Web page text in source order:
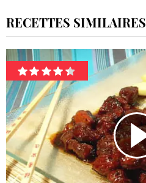
RECETTES SIMILAIRES